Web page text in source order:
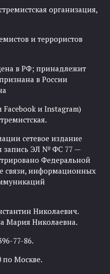
организация,
и террористов
в РФ; принадлежит
в России
Facebook и Instagram)
сетевое издание
запись ЭЛ № ФС 77 —
Федеральной
связи, информационных
Николаевич.
Мария Николаевна.
77-86.
по Москве.